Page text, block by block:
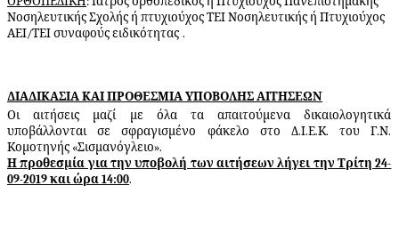
Νοσηλευτικής Σχολής ή πτυχιούχος ΤΕΙ Νοσηλευτικής ή Πτυχιούχος
ΑΕΙ/ΤΕΙ συναφούς ειδικότητας .
ΔΙΑΔΙΚΑΣΙΑ ΚΑΙ ΠΡΟΘΕΣΜΙΑ ΥΠΟΒΟΛΗΣ ΑΙΤΗΣΕΩΝ
Οι αιτήσεις μαζί με όλα τα απαιτούμενα δικαιολογητικά
υποβάλλονται σε σφραγισμένο φάκελο στο Δ.Ι.Ε.Κ. του Γ.Ν.
Κομοτηνής «Σισμανόγλειο».
Η προθεσμία για την υποβολή των αιτήσεων λήγει την Τρίτη 24-
09-2019 και ώρα 14:00.